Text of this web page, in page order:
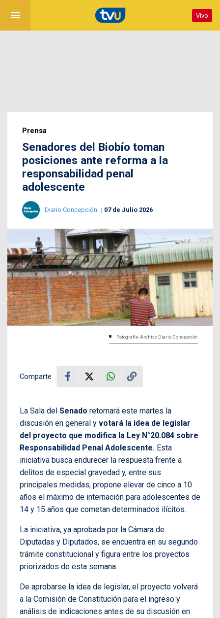
menu Vivo
Prensa
Senadores del Biobío toman
posiciones ante reforma a la
responsabilidad penal
adolescente
Diario Concepción 07 de Julio 2026
Fotografía: Archivo Diario Concepción
Comparte
La Sala del Senado retomará este martes la
discusión en general y votará la idea de legislar
del proyecto que modifica la Ley N°20.084 sobre
Responsabilidad Penal Adolescente. Esta
iniciativa busca endurecer la respuesta frente a
delitos de especial gravedad y, entre sus
principales medidas, propone elevar de cinco a 10
años el máximo de internación para adolescentes de
14 y 15 años que cometan determinados ilícitos.
La iniciativa, ya aprobada por la Cámara de
Diputadas y Diputados, se encuentra en su segundo
trámite constitucional y figura entre los proyectos
priorizados de esta semana.
De aprobarse la idea de legislar, el proyecto volverá
a la Comisión de Constitución para el ingreso y
análisis de indicaciones antes de su discusión en